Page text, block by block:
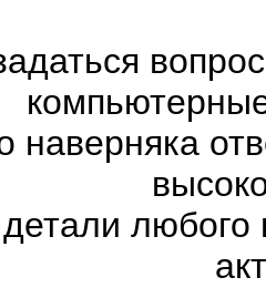
наверняка
любого